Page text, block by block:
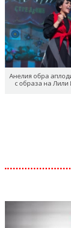
Анелия обра
с образа на